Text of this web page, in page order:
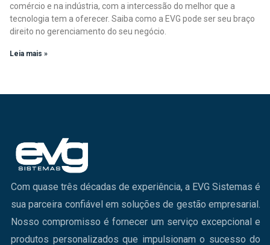
comércio e na indústria, com a intercessão do melhor que a
tecnologia tem a oferecer. Saiba como a EVG pode ser seu braço
direito no gerenciamento do seu negócio.
Leia mais »
Com quase três décadas de experiência, a EVG Sistemas é
sua parceira confiável em soluções de gestão empresarial.
Nosso compromisso é fornecer um serviço excepcional e
produtos personalizados que impulsionam o sucesso do